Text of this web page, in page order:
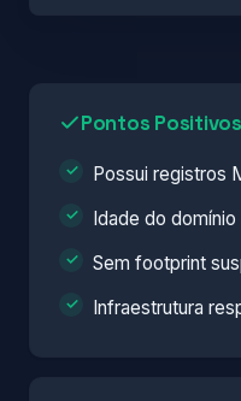
Pontos Positivos
Possui registros
Idade do
Sem footprint
Infraestrutura